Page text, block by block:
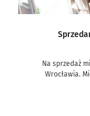
Na sprzedaż
Wrocławia.